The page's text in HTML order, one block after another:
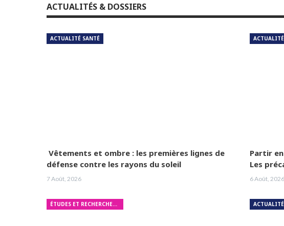
ACTUALITÉS & DOSSIERS
ACTUALITÉ SANTÉ
Vêtements et ombre : les premières lignes de
défense contre les rayons du soleil
7 Août, 2026
Partir
Les
6 Août, 2026
ÉTUDES ET RECHERCHES MÉDICALES